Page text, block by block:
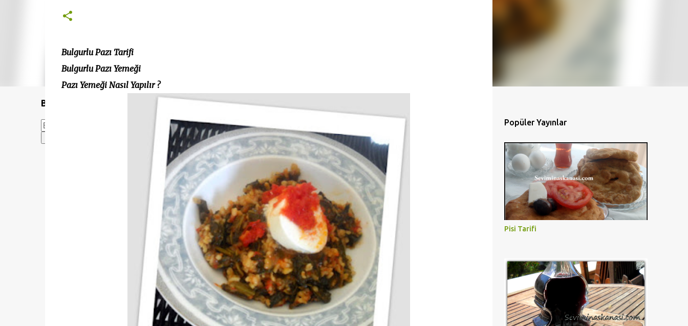
Bu Blogda Ara
Bulgurlu Pazı Tarifi
Bulgurlu Pazı Yemeği
Pazı Yemeği Nasıl Yapılır ?
Popüler Yayınlar
Pisi Tarifi